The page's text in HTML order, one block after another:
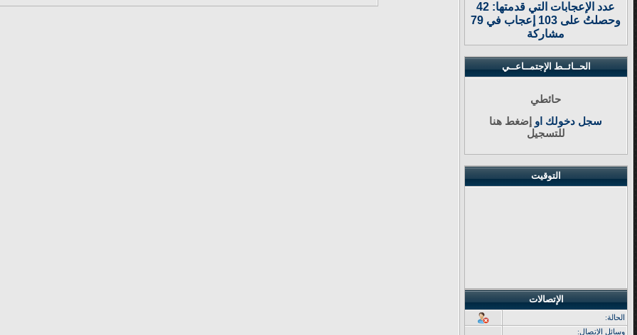
عدد الإعجابات التي قدمتها: 42
وحصلتُ على 103 إعجاب في 79
مشاركة
الحــائــط الإجتمــاعــي
حائطي
سجل دخولك او إضغط هنا
للتسجيل
التوقيت
الإتصالات
الحالة:
وسائل الإتصال: